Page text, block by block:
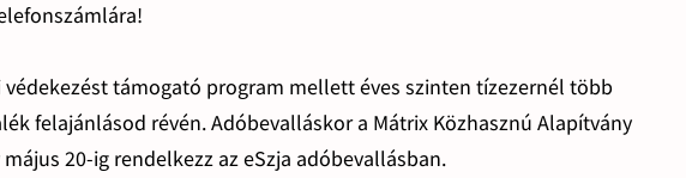
védekezést támogató program mellett éves szinten tízezernél több
felajánlásod révén. Adóbevalláskor a Mátrix Közhasznú Alapítvány
20-ig rendelkezz az eSzja adóbevallásban.